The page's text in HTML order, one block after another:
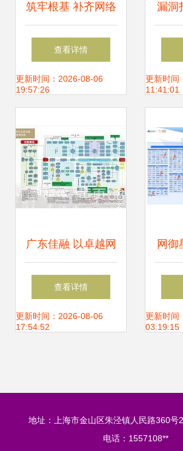
筑牢根基 补齐网络
安全信息短板，发
展网络与信息安全
查看详情
更新时间：2026-08-06
19:57:26
漏洞
安
更新时间
11:41:01
广东佳融 以卓越网
络与信息安全技
术，铸就企业业务
查看详情
更新时间：2026-08-06
17:54:52
网御
图谱
更新时间
03:19:15
地址：上海市金山区朱泾镇人民路360号2
电话：1557108**